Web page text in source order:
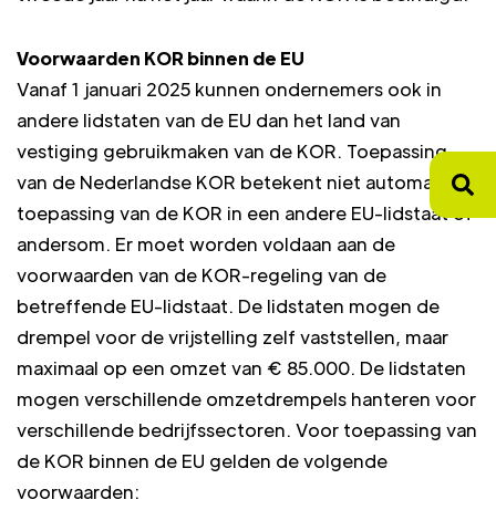
Voorwaarden KOR binnen de EU
Vanaf 1 januari 2025 kunnen ondernemers ook in
andere lidstaten van de EU dan het land van
vestiging gebruikmaken van de KOR. Toepassing
van de Nederlandse KOR betekent niet automatisch
toepassing van de KOR in een andere EU-lidstaat of
andersom. Er moet worden voldaan aan de
voorwaarden van de KOR-regeling van de
betreffende EU-lidstaat. De lidstaten mogen de
drempel voor de vrijstelling zelf vaststellen, maar
maximaal op een omzet van € 85.000. De lidstaten
mogen verschillende omzetdrempels hanteren voor
verschillende bedrijfssectoren. Voor toepassing van
de KOR binnen de EU gelden de volgende
voorwaarden: